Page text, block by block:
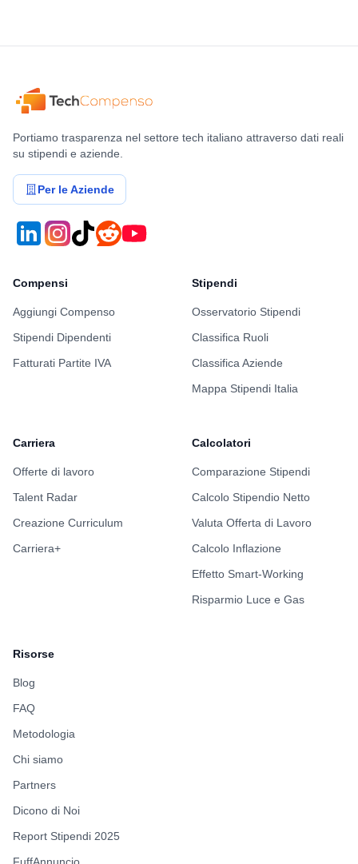
Portiamo trasparenza nel settore tech italiano attraverso dati reali
su stipendi e aziende.
Per le Aziende
Compensi
Aggiungi Compenso
Stipendi Dipendenti
Fatturati Partite IVA
Stipendi
Osservatorio Stipendi
Classifica Ruoli
Classifica Aziende
Mappa Stipendi Italia
Carriera
Offerte di lavoro
Talent Radar
Creazione Curriculum
Carriera+
Calcolatori
Comparazione Stipendi
Calcolo Stipendio Netto
Valuta Offerta di Lavoro
Calcolo Inflazione
Effetto Smart-Working
Risparmio Luce e Gas
Risorse
Blog
FAQ
Metodologia
Chi siamo
Partners
Dicono di Noi
Report Stipendi 2025